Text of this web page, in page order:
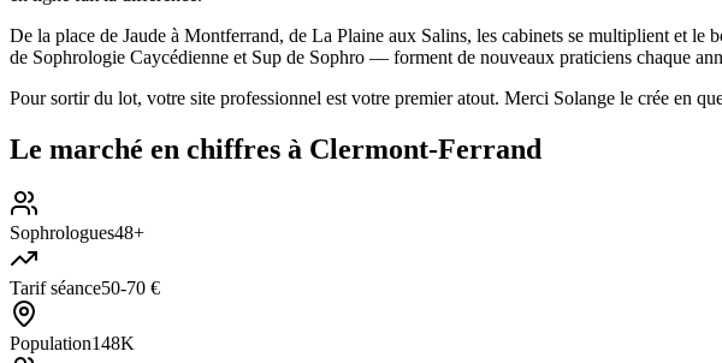
De la place de Jaude à Montferrand, de La Plaine aux Salins, les cabinets se multiplient et
de Sophrologie Caycédienne et Sup de Sophro — forment de nouveaux praticiens chaque
Pour sortir du lot, votre site professionnel est votre premier atout. Merci Solange le crée en
Le marché en chiffres à Clermont-Ferrand
Sophrologues48+
Tarif séance50-70 €
Population148K